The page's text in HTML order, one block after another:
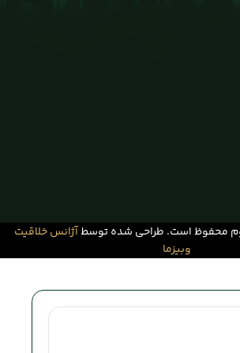
محفوظ است. طراحی شده توسطآژانس خلاقیت
وبیزما